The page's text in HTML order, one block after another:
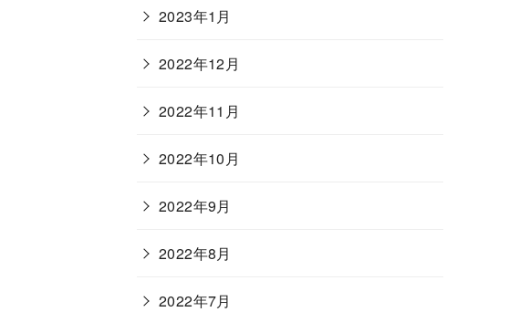
2023年1月
2022年12月
2022年11月
2022年10月
2022年9月
2022年8月
2022年7月